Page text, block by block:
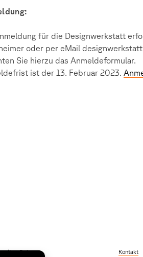
für die Designwerkstatt
oder per eMail
Sie hierzu das Anmeldeformular.
ist der 13. Februar 2023.
Dekanat Kontakt